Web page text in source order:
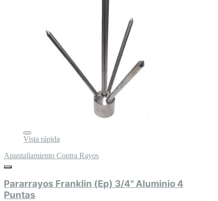
Vista rápida
Apantallamiento Contra Rayos
Pararrayos Franklin (Ep) 3/4" Aluminio 4
Puntas